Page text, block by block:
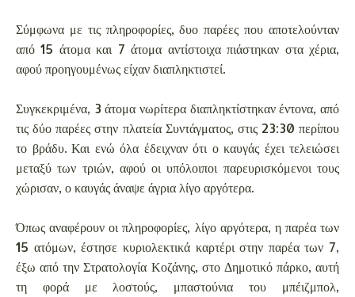
Σύμφωνα με τις πληροφορίες, δυο παρέες που αποτελούνταν
από 15 άτομα και 7 άτομα αντίστοιχα πιάστηκαν στα χέρια,
αφού προηγουμένως είχαν διαπληκτιστεί.
Συγκεκριμένα, 3 άτομα νωρίτερα διαπληκτίστηκαν έντονα, από
τις δύο παρέες στην πλατεία Συντάγματος, στις 23:30 περίπου
το βράδυ. Και ενώ όλα έδειχναν ότι ο καυγάς έχει τελειώσει
μεταξύ των τριών, αφού οι υπόλοιποι παρευρισκόμενοι τους
χώρισαν, ο καυγάς άναψε άγρια λίγο αργότερα.
Όπως αναφέρουν οι πληροφορίες, λίγο αργότερα, η παρέα των
15 ατόμων, έστησε κυριολεκτικά καρτέρι στην παρέα των 7,
έξω από την Στρατολογία Κοζάνης, στο Δημοτικό πάρκο, αυτή
τη φορά με λοστούς, μπαστούνια του μπέιζμπολ,